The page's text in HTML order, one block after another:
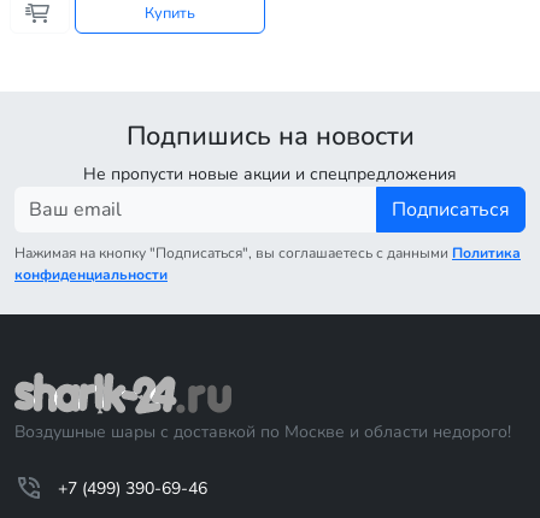
Купить
Подпишись на новости
Не пропусти новые акции и спецпредложения
Подписаться
Нажимая на кнопку "Подписаться", вы соглашаетесь с данными Политика
конфиденциальности
Воздушные шары с доставкой по Москве и области недорого!
+7 (499) 390-69-46